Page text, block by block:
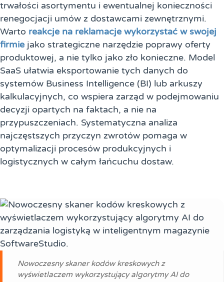
trwałości asortymentu i ewentualnej konieczności
renegocjacji umów z dostawcami zewnętrznymi.
Warto reakcje na reklamacje wykorzystać w swojej
firmie jako strategiczne narzędzie poprawy oferty
produktowej, a nie tylko jako zło konieczne. Model
SaaS ułatwia eksportowanie tych danych do
systemów Business Intelligence (BI) lub arkuszy
kalkulacyjnych, co wspiera zarząd w podejmowaniu
decyzji opartych na faktach, a nie na
przypuszczeniach. Systematyczna analiza
najczęstszych przyczyn zwrotów pomaga w
optymalizacji procesów produkcyjnych i
logistycznych w całym łańcuchu dostaw.
Nowoczesny skaner kodów kreskowych z
wyświetlaczem wykorzystujący algorytmy AI do